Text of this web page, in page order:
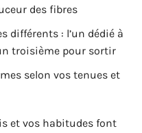
des fibres
différents : l’un dédié à
troisième pour sortir
selon vos tenues et
et vos habitudes font